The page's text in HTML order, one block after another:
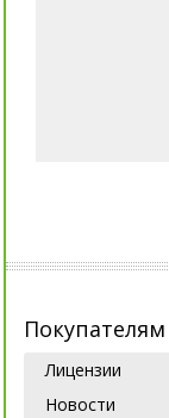
Покупателям
Лицензии
Новости